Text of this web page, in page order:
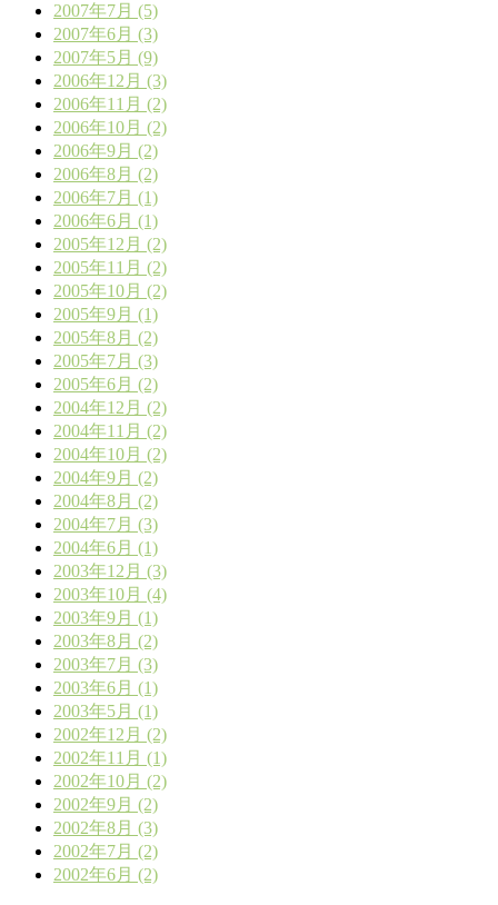
2007年7月 (5)
2007年6月 (3)
2007年5月 (9)
2006年12月 (3)
2006年11月 (2)
2006年10月 (2)
2006年9月 (2)
2006年8月 (2)
2006年7月 (1)
2006年6月 (1)
2005年12月 (2)
2005年11月 (2)
2005年10月 (2)
2005年9月 (1)
2005年8月 (2)
2005年7月 (3)
2005年6月 (2)
2004年12月 (2)
2004年11月 (2)
2004年10月 (2)
2004年9月 (2)
2004年8月 (2)
2004年7月 (3)
2004年6月 (1)
2003年12月 (3)
2003年10月 (4)
2003年9月 (1)
2003年8月 (2)
2003年7月 (3)
2003年6月 (1)
2003年5月 (1)
2002年12月 (2)
2002年11月 (1)
2002年10月 (2)
2002年9月 (2)
2002年8月 (3)
2002年7月 (2)
2002年6月 (2)